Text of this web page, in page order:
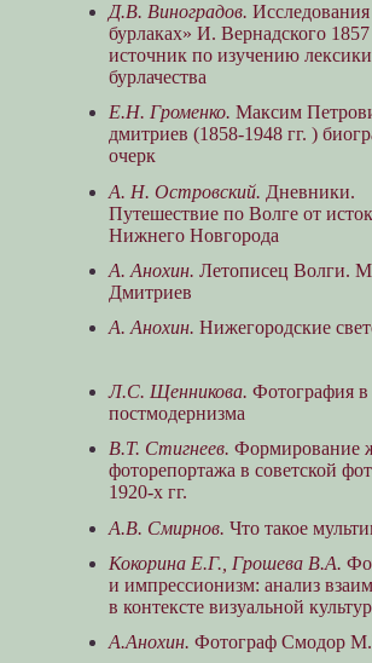
Д.В. Виноградов.
бурлаках» И. Вернадского 1857
источник по изучению лексики
бурлачества
Е.Н. Громенко. Максим
дмитриев (1858-1948 гг. )
очерк
А. Н. Островский. Дневники.
Путешествие по Волге от
Нижнего Новгорода
А. Анохин. Летописец Волги.
Дмитриев
А. Анохин. Нижегородские
Л.С. Щенникова. Фотография в
постмодернизма
В.Т. Стигнеев. Формирование
фоторепортажа в советской
1920-х гг.
А.В. Смирнов. Что такое
Кокорина Е.Г., Грошева В.А.
и импрессионизм: анализ
в контексте визуальной
А.Анохин. Фотограф Смодор